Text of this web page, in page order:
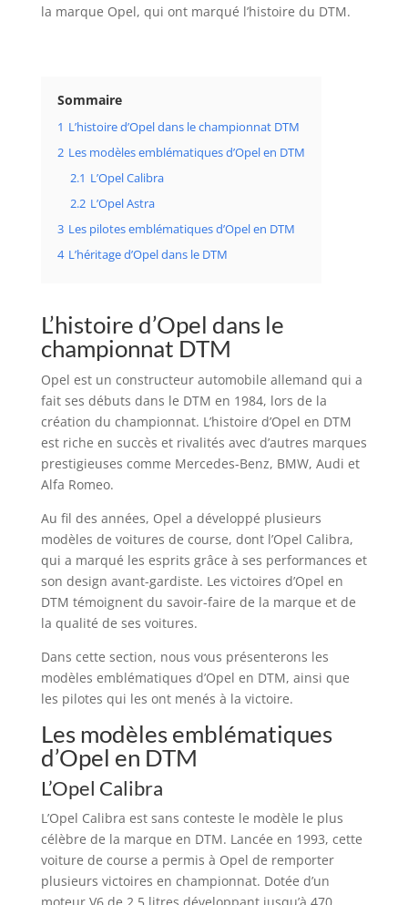
la marque Opel, qui ont marqué l’histoire du DTM.
Sommaire
1 L’histoire d’Opel dans le championnat DTM
2 Les modèles emblématiques d’Opel en DTM
2.1 L’Opel Calibra
2.2 L’Opel Astra
3 Les pilotes emblématiques d’Opel en DTM
4 L’héritage d’Opel dans le DTM
L’histoire d’Opel dans le
championnat DTM
Opel est un constructeur automobile allemand qui a
fait ses débuts dans le DTM en 1984, lors de la
création du championnat. L’histoire d’Opel en DTM
est riche en succès et rivalités avec d’autres marques
prestigieuses comme Mercedes-Benz, BMW, Audi et
Alfa Romeo.
Au fil des années, Opel a développé plusieurs
modèles de voitures de course, dont l’Opel Calibra,
qui a marqué les esprits grâce à ses performances et
son design avant-gardiste. Les victoires d’Opel en
DTM témoignent du savoir-faire de la marque et de
la qualité de ses voitures.
Dans cette section, nous vous présenterons les
modèles emblématiques d’Opel en DTM, ainsi que
les pilotes qui les ont menés à la victoire.
Les modèles emblématiques
d’Opel en DTM
L’Opel Calibra
L’Opel Calibra est sans conteste le modèle le plus
célèbre de la marque en DTM. Lancée en 1993, cette
voiture de course a permis à Opel de remporter
plusieurs victoires en championnat. Dotée d’un